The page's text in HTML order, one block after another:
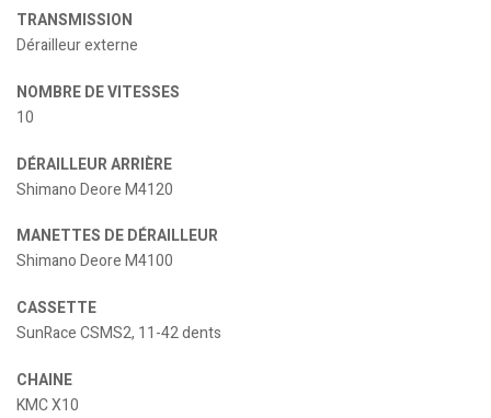
TRANSMISSION
Dérailleur externe
NOMBRE DE VITESSES
10
DÉRAILLEUR ARRIÈRE
Shimano Deore M4120
MANETTES DE DÉRAILLEUR
Shimano Deore M4100
CASSETTE
SunRace CSMS2, 11-42 dents
CHAINE
KMC X10